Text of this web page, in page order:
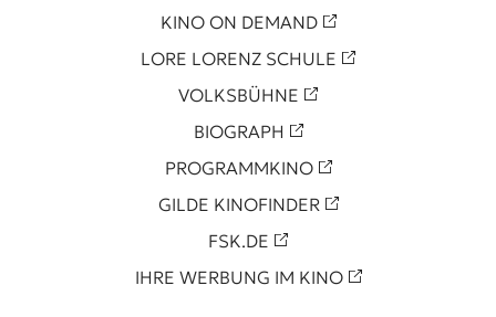
KINO ON DEMAND
LORE LORENZ SCHULE
VOLKSBÜHNE
BIOGRAPH
PROGRAMMKINO
GILDE KINOFINDER
FSK.DE
IHRE WERBUNG IM KINO